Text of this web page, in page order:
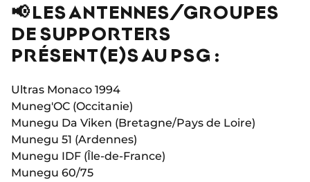
📢 LES ANTENNES/GROUPES
DE SUPPORTERS
PRÉSENT(E)S AU PSG :
Ultras Monaco 1994
Muneg'OC (Occitanie)
Munegu Da Viken (Bretagne/Pays de Loire)
Munegu 51 (Ardennes)
Munegu IDF (Île-de-France)
Munegu 60/75